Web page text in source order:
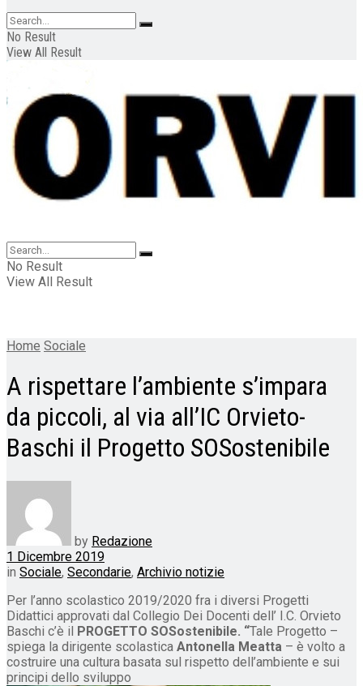
No Result
View All Result
No Result
View All Result
Home Sociale
A rispettare l’ambiente s’impara
da piccoli, al via all’IC Orvieto-
Baschi il Progetto SOSostenibile
by Redazione
1 Dicembre 2019
in Sociale, Secondarie, Archivio notizie
Per l’anno scolastico 2019/2020 fra i diversi Progetti
Didattici approvati dal Collegio Dei Docenti dell’ I.C. Orvieto
Baschi c’è il PROGETTO SOSostenibile. “Tale Progetto –
spiega la dirigente scolastica Antonella Meatta – è volto a
costruire una cultura basata sul rispetto dell’ambiente e sui
principi dello sviluppo